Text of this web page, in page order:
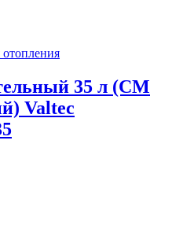
35 л (СМ
Valtec